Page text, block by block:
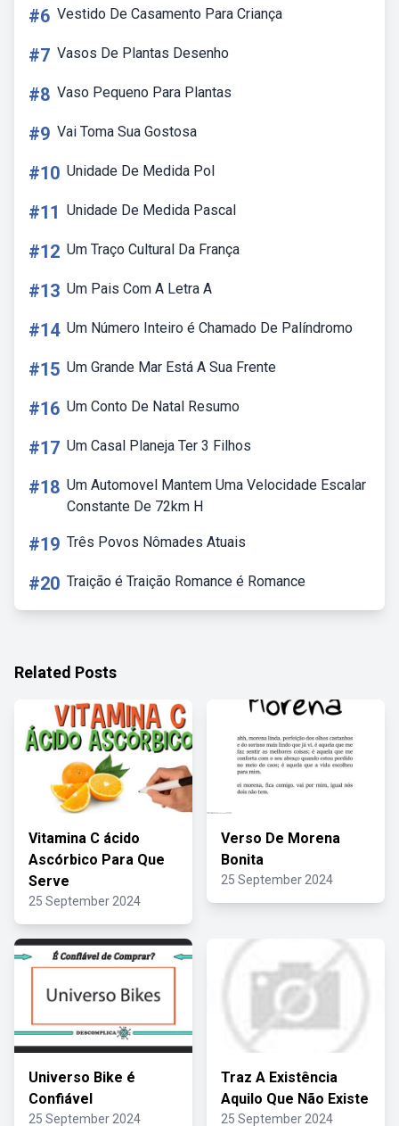
#6 Vestido De Casamento Para Criança
#7 Vasos De Plantas Desenho
#8 Vaso Pequeno Para Plantas
#9 Vai Toma Sua Gostosa
#10 Unidade De Medida Pol
#11 Unidade De Medida Pascal
#12 Um Traço Cultural Da França
#13 Um Pais Com A Letra A
#14 Um Número Inteiro é Chamado De Palíndromo
#15 Um Grande Mar Está A Sua Frente
#16 Um Conto De Natal Resumo
#17 Um Casal Planeja Ter 3 Filhos
#18 Um Automovel Mantem Uma Velocidade Escalar
Constante De 72km H
#19 Três Povos Nômades Atuais
#20 Traição é Traição Romance é Romance
Related Posts
Vitamina C ácido
Ascórbico Para Que
Serve
25 September 2024
Verso De Morena
Bonita
25 September 2024
Universo Bike é
Confiável
25 September 2024
Traz A Existência
Aquilo Que Não Existe
25 September 2024